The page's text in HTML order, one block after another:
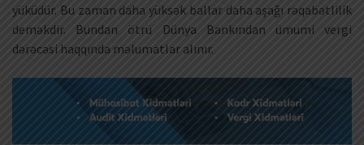
yüküdür. Bu zaman daha yüksək ballar daha aşağı rəqabətlilik
deməkdir. Bundan ötrü Dünya Bankından ümumi vergi
dərəcəsi haqqında məlumatlar alınır.